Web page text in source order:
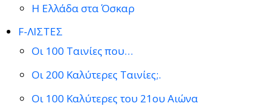
Η Ελλάδα στα Όσκαρ
F-ΛΙΣΤΕΣ
Οι 100 Ταινίες που…
Οι 200 Καλύτερες Ταινίες;.
Οι 100 Καλύτερες του 21ου Αιώνα